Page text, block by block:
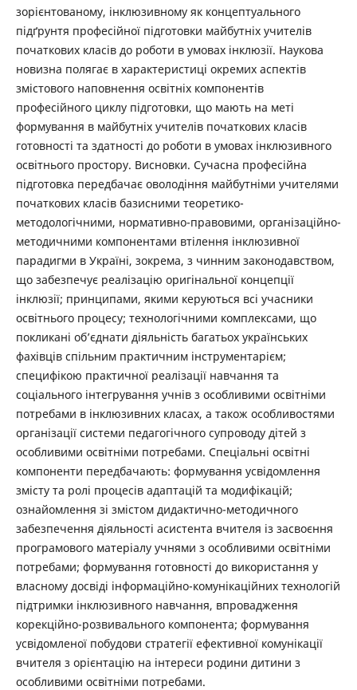
зорієнтованому, інклюзивному як концептуального
підґрунтя професійної підготовки майбутніх учителів
початкових класів до роботи в умовах інклюзії. Наукова
новизна полягає в характеристиці окремих аспектів
змістового наповнення освітніх компонентів
професійного циклу підготовки, що мають на меті
формування в майбутніх учителів початкових класів
готовності та здатності до роботи в умовах інклюзивного
освітнього простору. Висновки. Сучасна професійна
підготовка передбачає оволодіння майбутніми учителями
початкових класів базисними теоретико-
методологічними, нормативно-правовими, організаційно-
методичними компонентами втілення інклюзивної
парадигми в Україні, зокрема, з чинним законодавством,
що забезпечує реалізацію оригінальної концепції
інклюзії; принципами, якими керуються всі учасники
освітнього процесу; технологічними комплексами, що
покликані об’єднати діяльність багатьох українських
фахівців спільним практичним інструментарієм;
специфікою практичної реалізації навчання та
соціального інтегрування учнів з особливими освітніми
потребами в інклюзивних класах, а також особливостями
організації системи педагогічного супроводу дітей з
особливими освітніми потребами. Спеціальні освітні
компоненти передбачають: формування усвідомлення
змісту та ролі процесів адаптацій та модифікацій;
ознайомлення зі змістом дидактично-методичного
забезпечення діяльності асистента вчителя із засвоєння
програмового матеріалу учнями з особливими освітніми
потребами; формування готовності до використання у
власному досвіді інформаційно-комунікаційних технологій
підтримки інклюзивного навчання, впровадження
корекційно-розвивального компонента; формування
усвідомленої побудови стратегії ефективної комунікації
вчителя з орієнтацію на інтереси родини дитини з
особливими освітніми потребами.